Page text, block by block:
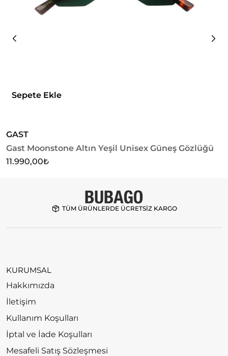
Sepete Ekle
GAST
Gast Moonstone Altın Yeşil Unisex Güneş Gözlüğü
11.990,00₺
TÜM ÜRÜNLERDE ÜCRETSİZ KARGO
KURUMSAL
Hakkımızda
İletişim
Kullanım Koşulları
İptal ve İade Koşulları
Mesafeli Satış Sözleşmesi